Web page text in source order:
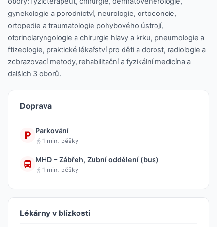
gynekologie a porodnictví, neurologie, ortodoncie,
ortopedie a traumatologie pohybového ústrojí,
otorinolaryngologie a chirurgie hlavy a krku, pneumologie a
ftizeologie, praktické lékařství pro děti a dorost, radiologie a
zobrazovací metody, rehabilitační a fyzikální medicína a
dalších 3 oborů.
Doprava
Parkování
1 min. pěšky
MHD – Zábřeh, Zubní oddělení (bus)
1 min. pěšky
Lékárny v blízkosti